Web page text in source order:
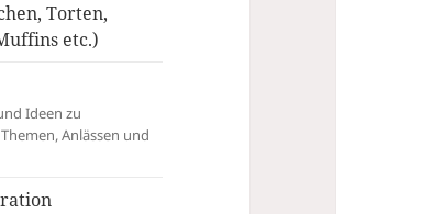
Torten,
etc.)
Ideen zu
Anlässen und